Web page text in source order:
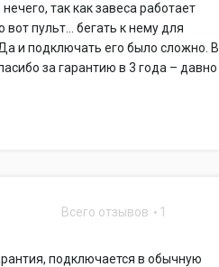
так как завеса работает
пульт… бегать к нему для
и подключать его было сложно. В
за гарантию в 3 года – давно
Всего отзывов 1
подключается в обычную